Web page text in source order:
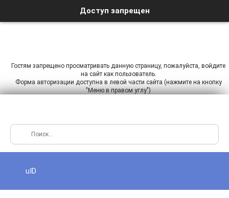
Доступ запрещен
Гостям запрещено просматривать данную страницу, пожалуйста, войдите
на сайт как пользователь.
Форма авторизации доступна в левой части сайта (нажмите на кнопку
"Меню в правом углу")
uID